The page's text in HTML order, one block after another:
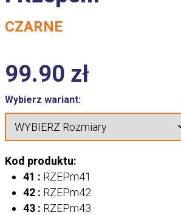
CZARNE
99.90 zł
Wybierz wariant:
Kod produktu:
41 : RZEPm41
42 : RZEPm42
43 : RZEPm43